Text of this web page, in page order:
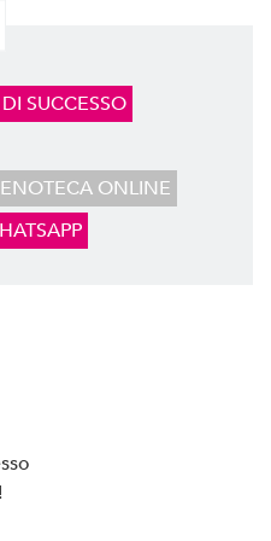
SUCCESSO
ENOTECA ONLINE